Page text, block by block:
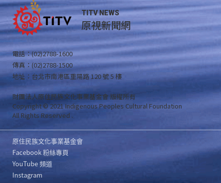
TITV NEWS
原視新聞網
電話：(02)2788-1600
傳真：(02)2788-1500
地址：台北市南港區重陽路 120 號 5 樓
財團法人原住民族文化事業基金會 版權所有
Copyright © 2021 Indigenous Peoples Cultural Foundation
All Rights Reserved .
原住民族文化事業基金會
Facebook 粉絲專頁
YouTube 頻道
Instagram